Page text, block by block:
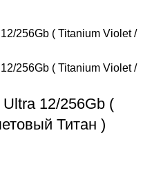
12/256Gb (
Титан )